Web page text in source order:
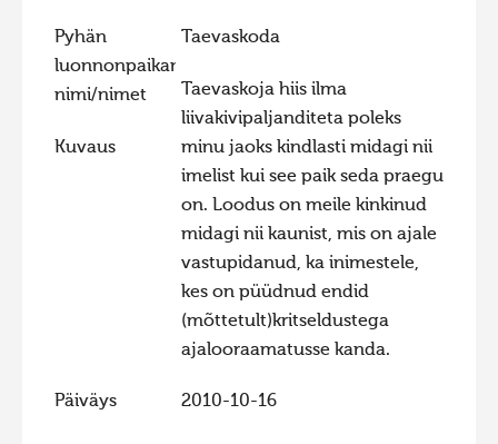
Liikkuvat kuvat 2021
Hiite kuvavõistlus 2020
Liikkuvat kuvat 2020
Hiite kuvavõistlus 2019
Hiite kuvavõistlus 2017
Hiite kuvavõistlus 2016
Hiite kuvavõistlus 2015
Hiite kuvavõistlus 2014
Pyhän
luonnonpaikan
nimi/nimet
Taevaskoda
Kuvaus
Taevaskoja hiis ilma
liivakivipaljanditeta poleks
minu jaoks kindlasti midagi nii
imelist kui see paik seda praegu
on. Loodus on meile kinkinud
midagi nii kaunist, mis on ajale
vastupidanud, ka inimestele,
kes on püüdnud endid
(mõttetult)kritseldustega
ajalooraamatusse kanda.
Päiväys 2010-10-16